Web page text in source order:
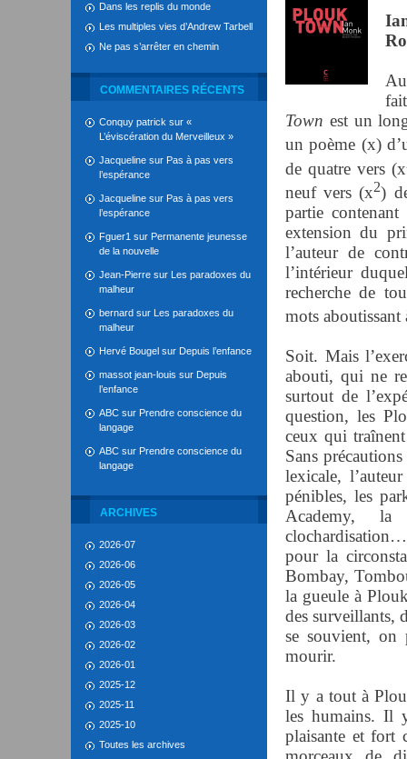
Dans les replis du monde
Les multiples vies d’Andrew Tarbell
Ne pas s’arrêter en chemin
COMMENTAIRES RÉCENTS
Conquy patrick sur «
L’éviscération du Merveilleux »
Jacqueline sur Pas à pas vers
l’espérance
Jacqueline sur Pas à pas vers
l’espérance
Fguer1 sur Permanente jeunesse
de la nouvelle
Jean-Pierre sur Les paradoxes du
malheur
bernard sur Les paradoxes du
malheur
Hervé Bougel sur Depuis l’enfance
massot jean-louis sur Depuis
l’enfance
ABC sur Prendre conscience du
langage
ABC sur Prendre conscience du
langage
ARCHIVES
2026-07
2026-06
2026-05
2026-04
2026-03
2026-02
2026-01
2025-12
2025-11
2025-10
Toutes les archives
Town est un
un poème (x)
de quatre vers (x
neuf vers (x2)
partie
extension du
l’auteur de
l’intérieur
recherche de
mots
Soit. Mais
abouti, qui ne
surtout de
question, les
ceux qui
Sans
lexicale,
pénibles, les
Academy, la
pour la
Bombay,
la gueule à
des surveillants,
se souvient, on
mourir.
Il y a tout à
les humains. Il
plaisante et fort